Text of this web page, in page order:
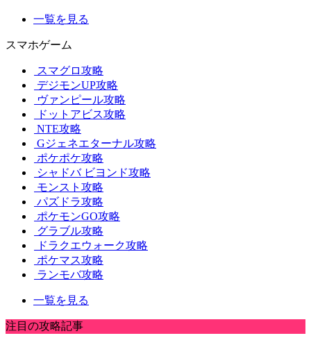
一覧を見る
スマホゲーム
スマグロ攻略
デジモンUP攻略
ヴァンピール攻略
ドットアビス攻略
NTE攻略
Gジェネエターナル攻略
ポケポケ攻略
シャドバ ビヨンド攻略
モンスト攻略
パズドラ攻略
ポケモンGO攻略
グラブル攻略
ドラクエウォーク攻略
ポケマス攻略
ランモバ攻略
一覧を見る
注目の攻略記事